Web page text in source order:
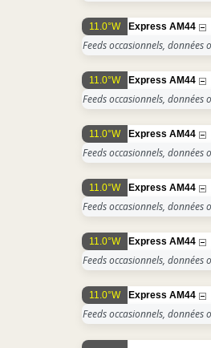
11.0°W Express AM44
Feeds occasionnels, données
11.0°W Express AM44
Feeds occasionnels, données
11.0°W Express AM44
Feeds occasionnels, données
11.0°W Express AM44
Feeds occasionnels, données
11.0°W Express AM44
Feeds occasionnels, données
11.0°W Express AM44
Feeds occasionnels, données